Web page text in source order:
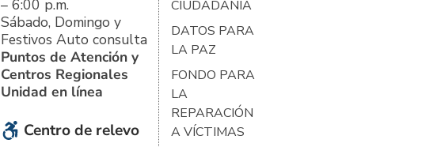
– 6:00 p.m.
Sábado, Domingo y
Festivos Auto consulta
Puntos de Atención y
Centros Regionales
Unidad en línea
Centro de relevo
CIUDADANÍA
DATOS PARA
LA PAZ
FONDO PARA
LA
REPARACIÓN
A VÍCTIMAS